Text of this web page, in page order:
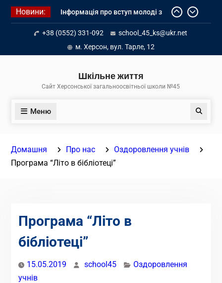
Перейти
Новини:
Інформація про вступ молоді з
тимчасово окупованих територій
до українських закладів освіти
Літнє оздоровлення у Німеччині
Діалог з бізнесом
+38 (0552) 331-092
school_45_ks@ukr.net
м. Херсон, вул. Тарле, 12
Шкільне життя
Сайт Херсонської загальноосвітньої школи №45
Меню Пошук
Домашня Про нас
Оздоровлення учнів
Програма “Літо в бібліотеці”
Програма “Літо в
бібліотеці”
15.05.2019 school45
Оздоровлення
учнів